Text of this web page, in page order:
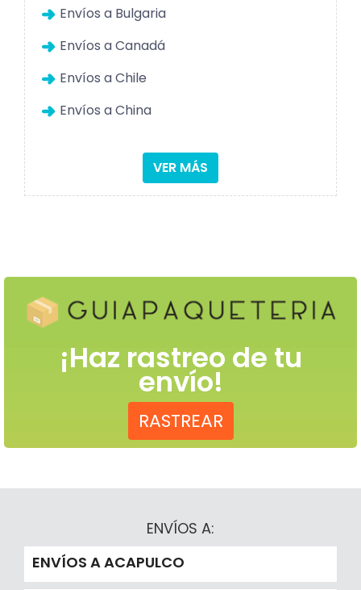
Envíos a Bulgaria
Envíos a Canadá
Envíos a Chile
Envíos a China
VER MÁS
¡Haz rastreo de tu
envío!
RASTREAR
ENVÍOS A:
ENVÍOS A ACAPULCO